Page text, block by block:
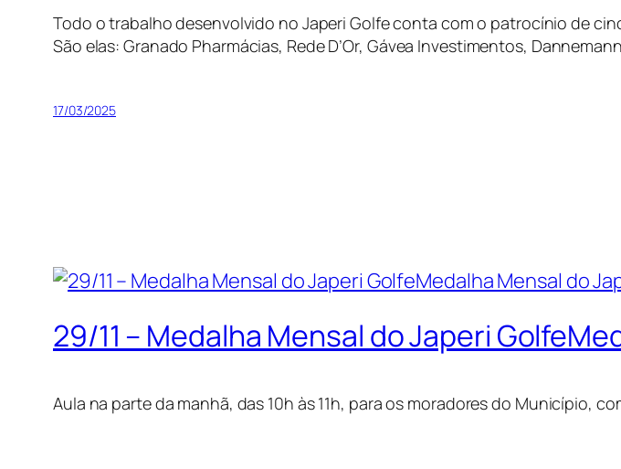
Todo o trabalho desenvolvido no Japeri Golfe conta com o patrocínio de
São elas: Granado Pharmácias, Rede D’Or, Gávea Investimentos,
17/03/2025
29/11 – Medalha Mensal do Japeri
Aula na parte da manhã, das 10h às 11h, para os moradores do Município,